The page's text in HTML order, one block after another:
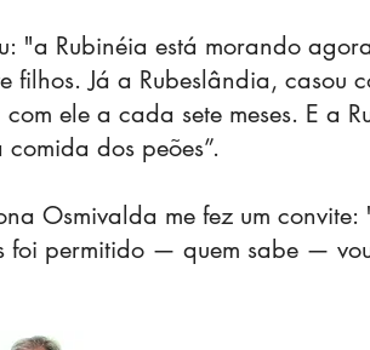
"a Rubinéia está morando
filhos. Já a Rubeslândia, casou
ele a cada sete meses. E a
dos peões”.
Osmivalda me fez um
foi permitido — quem sabe —